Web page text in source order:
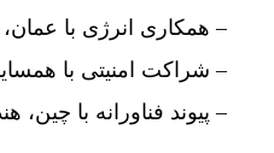
– همکاری انرژی با
– شراکت امنیتی با
– پیوند فناورانه با چین،